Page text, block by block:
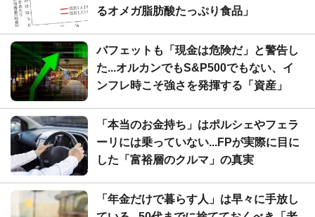
るオメガ脂肪酸たっぷり食品」
バフェットも「現金は危険だ」と警告し
た...オルカンでもS&P500でもない、イ
ンフレ時こそ強さを発揮する「資産」
「本当のお金持ち」はポルシェやフェラ
ーリには乗っていない...FPが実際に目に
した「富裕層のクルマ」の真実
「年金だけで暮らす人」は早々に手放し